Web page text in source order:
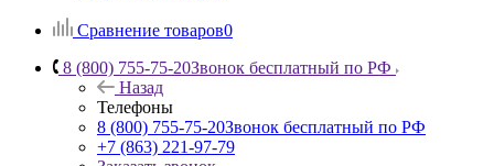
Сравнение товаров0
8 (800) 755-75-20Звонок бесплатный по РФ
Назад
Телефоны
8 (800) 755-75-20Звонок бесплатный по РФ
+7 (863) 221-97-79